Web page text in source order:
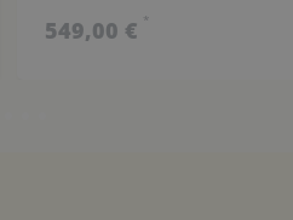
549,00 € *